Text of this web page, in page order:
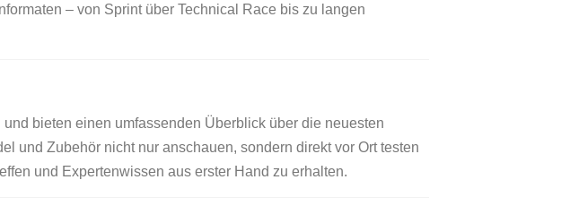
– von Sprint über Technical Race bis zu langen
bieten einen umfassenden Überblick über die neuesten
und Zubehör nicht nur anschauen, sondern direkt vor Ort testen
und Expertenwissen aus erster Hand zu erhalten.